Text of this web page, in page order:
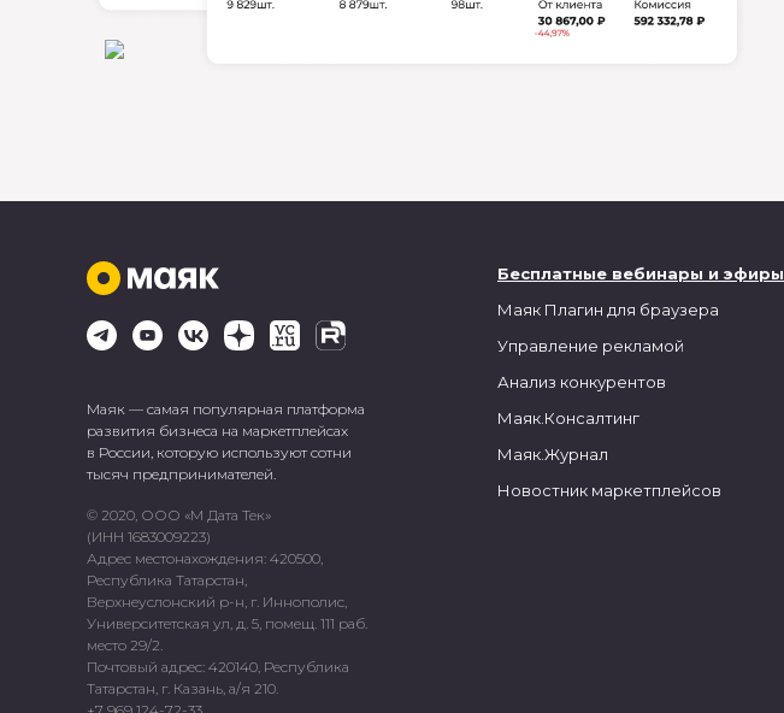
Маяк — самая популярная платформа
развития бизнеса на маркетплейсах
в России, которую используют сотни
тысяч предпринимателей.
© 2020, ООО «М Дата Тек»
(ИНН 1683009223)
Адрес местонахождения: 420500,
Республика Татарстан,
Верхнеуслонский р-н, г. Иннополис,
Университетская ул, д. 5, помещ. 111 раб.
место 29/2.
Почтовый адрес: 420140, Республика
Татарстан, г. Казань, а/я 210.
Бесплатные вебинары и эфиры
Маяк Плагин для браузера
Управление рекламой
Анализ конкурентов
Маяк.Консалтинг
Маяк.Журнал
Новостник маркетплейсов